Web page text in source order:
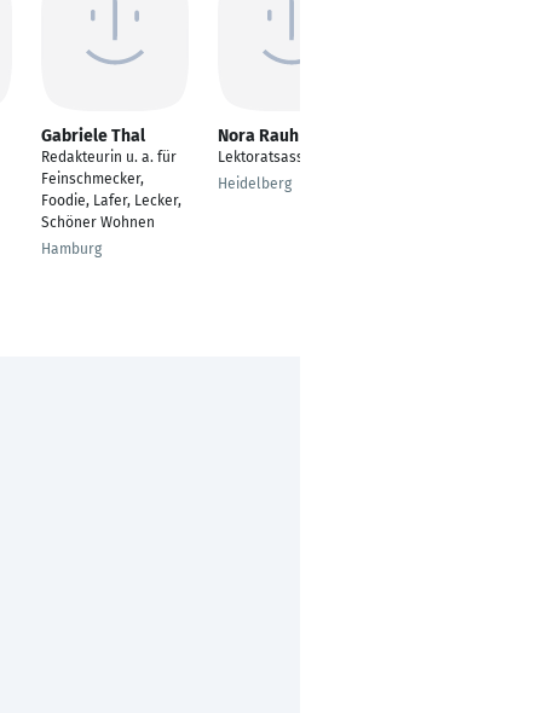
Gabriele Thal
Redakteurin u. a. für
Feinschmecker,
Foodie, Lafer, Lecker,
Schöner Wohnen
Hamburg
Nora Rauh
Lektoratsassistentin
Heidelberg